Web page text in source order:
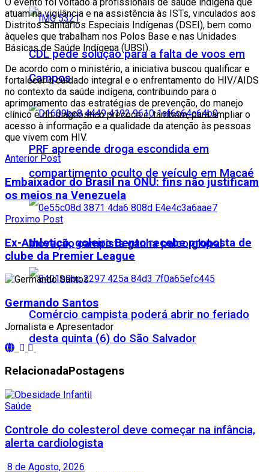
CDL pede solução para a falta de voos em
Campos
PRF apreende droga escondida em
compartimento oculto de veículo em Macaé
Inovação campista ganha palco global
Comércio campista poderá abrir no feriado
desta quinta (6) do São Salvador
O evento foi voltado a profissionais de saúde indígena que
atuam na vigilância e na assistência às ISTs, vinculados aos
Distritos Sanitários Especiais Indígenas (DSEI), bem como
àqueles que trabalham nos Polos Base e nas Unidades
Básicas de Saúde Indígena (UBSI).
De acordo com o ministério, a iniciativa buscou qualificar e
fortalecer o cuidado integral e o enfrentamento do HIV/AIDS
no contexto da saúde indígena, contribuindo para o
aprimoramento das estratégias de prevenção, do manejo
clínico e do diagnóstico precoce e, também, para ampliar o
acesso à informação e a qualidade da atenção às pessoas
que vivem com HIV.
Anterior Post
Embaixador do Brasil na ONU: fins não justificam
os meios na Venezuela
Proximo Post
Ex-Athletico, goleiro Bento recebe proposta de
clube da Premier League
Germando Santos
Jornalista e Apresentador
RelacionadaPostagens
Saúde
Controle do colesterol deve começar na infância,
alerta cardiologista
8 de Agosto, 2026